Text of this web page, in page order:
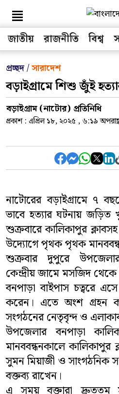
সকল মেনু
জাতীয়
রাজনীতি
অর্থ-বাণিজ্য
তথ্য-প্রযুক্তি
বিনোদন
সারাদেশ
ভিডিও
লাইফস্টাইল
প্রবাসী সংবাদ
মতাতম
শিক্ষাঙ্গন
জাতীয় রাজনীতি বিশ্ব
প্রচ্ছদ /সারাদেশ
বড়াইগ্রামে শিশু জুঁই
বড়াইগ্রাম (নাটোর) প্রতিনিধি
প্রকাশ : এপ্রিল ১৮, ২০২৫ , ৬:১৯
নাটোরের বড়াইগ্রামে ৭
ভাবে হত্যার ঘটনায় জড়িত
শুক্রবারে কালিকাপুর ক্লাবসহ
উদ্যোগে পৃথক পৃথক
শুক্রবার দুপুরে
কেন্দ্রীয় জামে মসজিদ
বনপাড়া বাইপাস চত্বরে
করেন। এতে অংশ গ্রহন
সংগঠনের নেতৃবৃন্দ ও
উপজেলার বনপাড়া
মানববন্ধনকালে কালিকাপুর
সুমন মিয়াজী ও সাংগঠনিক
বক্তব্য রাখেন।